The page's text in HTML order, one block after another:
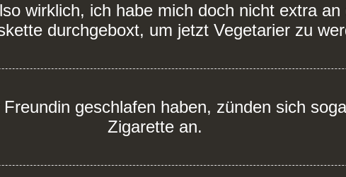
wirklich, ich habe mich doch nicht extra
durchgeboxt, um jetzt Vegetarier zu
geschlafen haben, zünden sich
Zigarette an.